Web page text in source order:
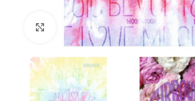
Clic para ampliar